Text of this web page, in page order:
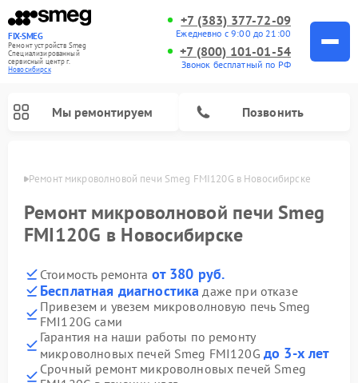
FIX-SMEG
Ремонт устройств Smeg
Специализированный
cервисный центр г.
Новосибирск
+7 (383) 377-72-09
Ежедневно с 9:00 до 21:00
+7 (800) 101-01-54
Звонок бесплатный по РФ
Мы ремонтируем Позвонить
Ремонт микроволновой печи Smeg FMI120G в Новосибирске
Ремонт микроволновой печи Smeg
FMI120G в Новосибирске
Стоимость ремонта от 380 руб.
Бесплатная диагностика даже при отказе
Привезем и увезем микроволновую печь Smeg
FMI120G сами
Гарантия на наши работы по ремонту
микроволновых печей Smeg FMI120G до 3-х лет
Срочный ремонт микроволновых печей Smeg